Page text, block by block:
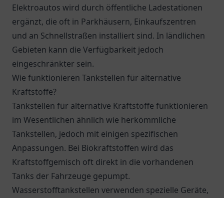
Elektroautos wird durch öffentliche Ladestationen
ergänzt, die oft in Parkhäusern, Einkaufszentren
und an Schnellstraßen installiert sind. In ländlichen
Gebieten kann die Verfügbarkeit jedoch
eingeschränkter sein.
Wie funktionieren Tankstellen für alternative
Kraftstoffe?
Tankstellen für alternative Kraftstoffe funktionieren
im Wesentlichen ähnlich wie herkömmliche
Tankstellen, jedoch mit einigen spezifischen
Anpassungen. Bei Biokraftstoffen wird das
Kraftstoffgemisch oft direkt in die vorhandenen
Tanks der Fahrzeuge gepumpt.
Wasserstofftankstellen verwenden spezielle Geräte,